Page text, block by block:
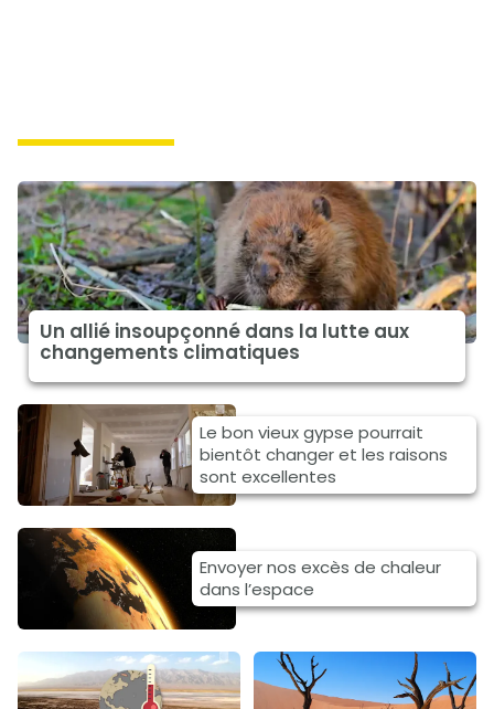
Un allié insoupçonné dans la lutte aux
changements climatiques
Le bon vieux gypse pourrait
bientôt changer et les raisons
sont excellentes
Envoyer nos excès de chaleur
dans l’espace